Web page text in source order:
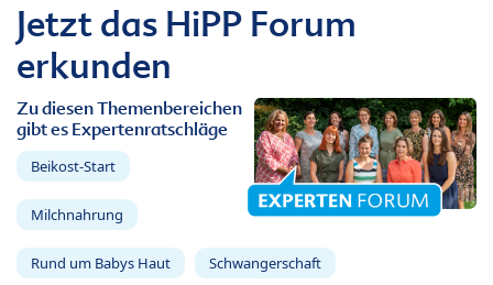
Jetzt das HiPP Forum
erkunden
Zu diesen Themenbereichen
gibt es Expertenratschläge
Beikost-Start
Milchnahrung
Rund um Babys Haut Schwangerschaft